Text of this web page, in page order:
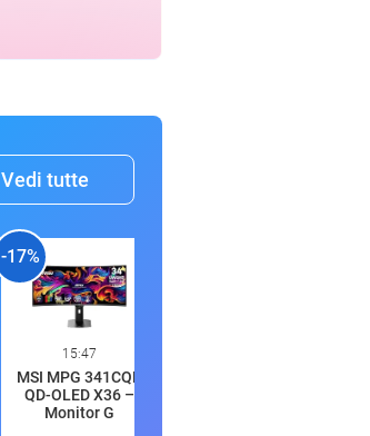
Vedi tutte
-17%
15:47
MSI MPG 341CQR
QD-OLED X36 –
Monitor G